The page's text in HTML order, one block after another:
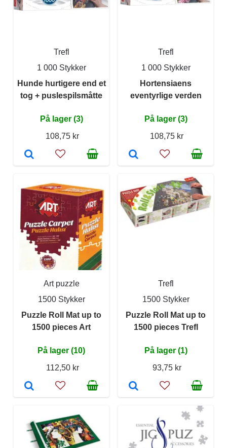
Trefl
1 000 Stykker
Hunde hurtigere end et
tog + puslespilsmåtte
På lager (3)
108,75 kr
Trefl
1 000 Stykker
Hortensiaens
eventyrlige verden
På lager (3)
108,75 kr
Art puzzle
1500 Stykker
Puzzle Roll Mat up to
1500 pieces Art
På lager (10)
112,50 kr
Trefl
1500 Stykker
Puzzle Roll Mat up to
1500 pieces Trefl
På lager (1)
93,75 kr